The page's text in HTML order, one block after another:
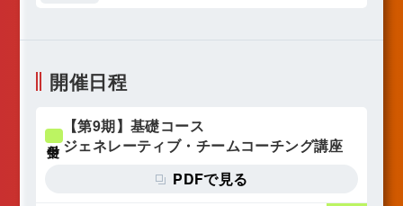
開催日程
【第9期】基礎コース
ジェネレーティブ・チームコーチング講座
PDFで見る